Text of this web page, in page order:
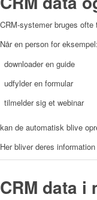
CRM-systemer bruges
Når en person for eksempel:
downloader en guide
udfylder en formular
tilmelder sig et webinar
kan de automatisk blive
Her bliver deres
CRM data i